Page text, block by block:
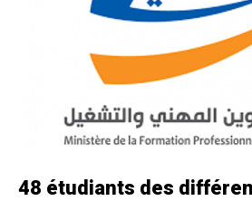
48 étudiants des